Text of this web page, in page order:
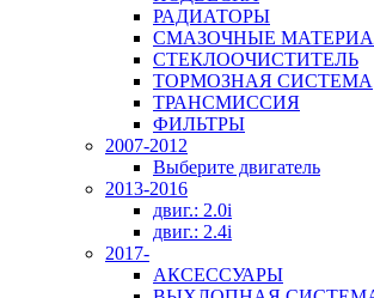
РАДИАТОРЫ
СМАЗОЧНЫЕ
СТЕКЛООЧИСТИТЕЛЬ
ТОРМОЗНАЯ СИСТЕМА
ТРАНСМИССИЯ
ФИЛЬТРЫ
2007-2012
Выберите двигатель
2013-2016
двиг.: 2.0i
двиг.: 2.4i
2017-
АКСЕССУАРЫ